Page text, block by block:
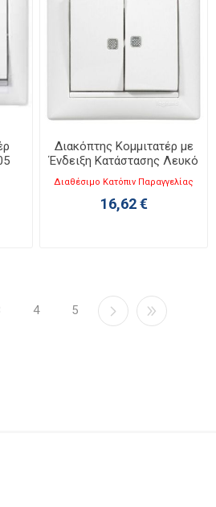
Διακόπτης Κομμιτατέρ με
Ένδειξη Κατάστασης Λευκό
Valena 774213
Διαθέσιμο Κατόπιν Παραγγελίας
16,62 €
4 5